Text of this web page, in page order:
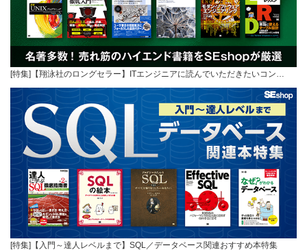
[特集]【翔泳社のロングセラー】ITエンジニアに読んでいただきたいコン…
[特集]【入門～達人レベルまで】SQL／データベース関連おすすめ本特集